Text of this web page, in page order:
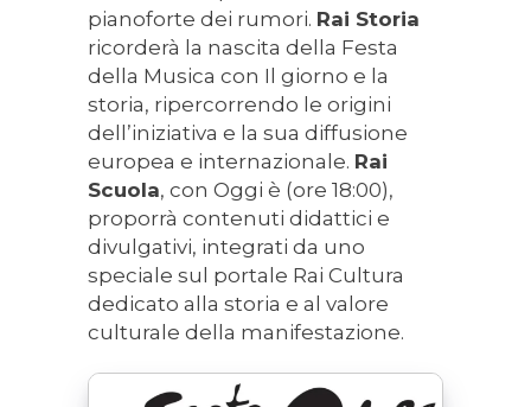
pianoforte dei rumori. Rai Storia
ricorderà la nascita della Festa
della Musica con Il giorno e la
storia, ripercorrendo le origini
dell’iniziativa e la sua diffusione
europea e internazionale. Rai
Scuola, con Oggi è (ore 18:00),
proporrà contenuti didattici e
divulgativi, integrati da uno
speciale sul portale Rai Cultura
dedicato alla storia e al valore
culturale della manifestazione.